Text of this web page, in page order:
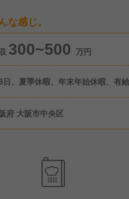
な感じ。
300~500 万円
日、夏季休暇、年末年始休暇、有
府 大阪市中央区